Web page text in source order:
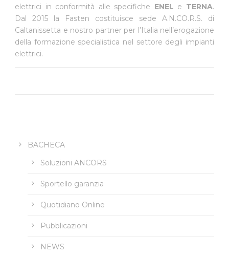
elettrici in conformità alle specifiche ENEL e TERNA.
Dal 2015 la Fasten costituisce sede A.N.CO.R.S. di
Caltanissetta e nostro partner per l’Italia nell’erogazione
della formazione specialistica nel settore degli impianti
elettrici.
BACHECA
Soluzioni ANCORS
Sportello garanzia
Quotidiano Online
Pubblicazioni
NEWS